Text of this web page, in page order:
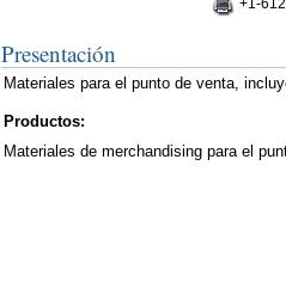
+1-
Presentación
Materiales para el punto de venta,
Productos:
Materiales de merchandising para el